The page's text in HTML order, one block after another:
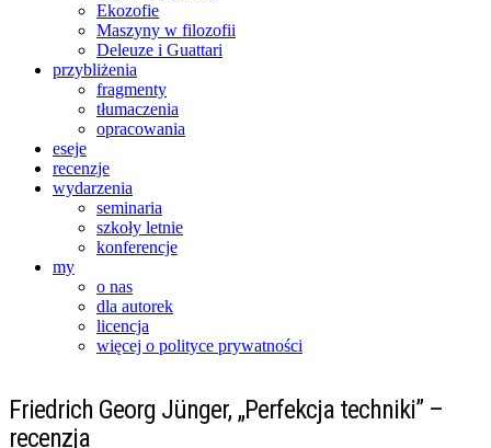
Ekozofie
Maszyny w filozofii
Deleuze i Guattari
przybliżenia
fragmenty
tłumaczenia
opracowania
eseje
recenzje
wydarzenia
seminaria
szkoły letnie
konferencje
my
o nas
dla autorek
licencja
więcej o polityce prywatności
Friedrich Georg Jünger, „Perfekcja techniki” –
recenzja